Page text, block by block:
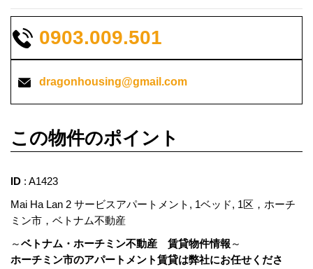
0903.009.501
dragonhousing@gmail.com
この物件のポイント
ID : A1423
Mai Ha Lan 2 サービスアパートメント, 1ベッド, 1区，ホーチ
ミン市，ベトナム不動産
～ベトナム・ホーチミン不動産 賃貸物件情報 ～
ホーチミン市のアパートメント賃貸は弊社にお任せくださ